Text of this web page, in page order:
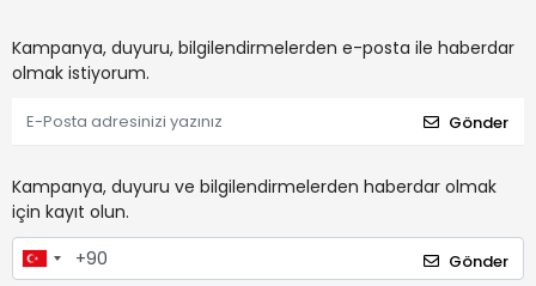
Kampanya, duyuru, bilgilendirmelerden e-posta ile haberdar
olmak istiyorum.
Gönder
Kampanya, duyuru ve bilgilendirmelerden haberdar olmak
için kayıt olun.
Gönder